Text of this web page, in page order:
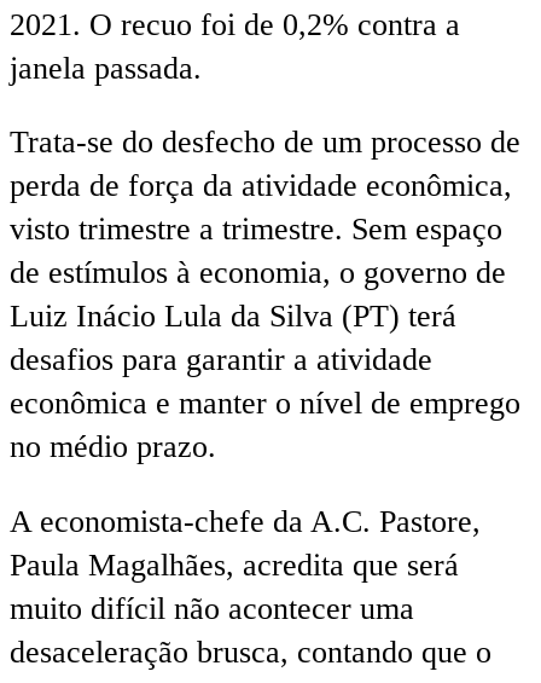
2021. O recuo foi de 0,2% contra a
janela passada.
Trata-se do desfecho de um processo de
perda de força da atividade econômica,
visto trimestre a trimestre. Sem espaço
de estímulos à economia, o governo de
Luiz Inácio Lula da Silva (PT) terá
desafios para garantir a atividade
econômica e manter o nível de emprego
no médio prazo.
A economista-chefe da A.C. Pastore,
Paula Magalhães, acredita que será
muito difícil não acontecer uma
desaceleração brusca, contando que o